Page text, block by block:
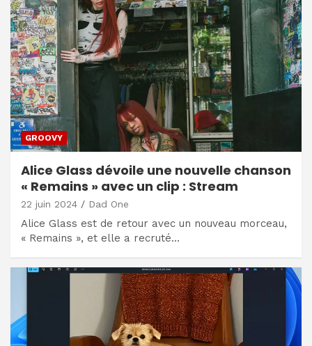
GROOVY
Alice Glass dévoile une nouvelle chanson
« Remains » avec un clip : Stream
22 juin 2024 Dad One
Alice Glass est de retour avec un nouveau morceau,
« Remains », et elle a recruté…